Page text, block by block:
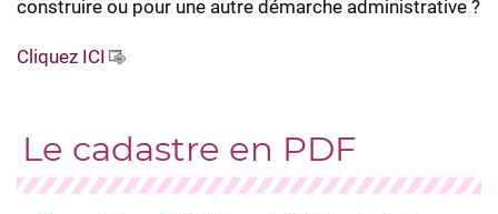
construire ou pour une autre démarche administrative ?
Cliquez ICI
Le cadastre en PDF